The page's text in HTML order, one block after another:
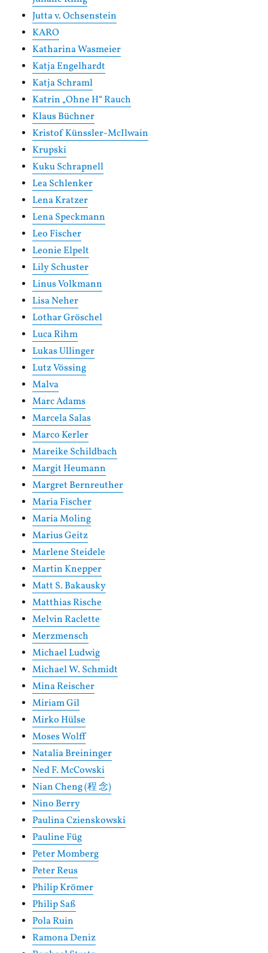
Jutta v. Ochsenstein
KARO
Katharina Wasmeier
Katja Engelhardt
Katja Schraml
Katrin „Ohne H“ Rauch
Klaus Büchner
Kristof Künssler-McIlwain
Krupski
Kuku Schrapnell
Lea Schlenker
Lena Kratzer
Lena Speckmann
Leo Fischer
Leonie Elpelt
Lily Schuster
Linus Volkmann
Lisa Neher
Lothar Gröschel
Luca Rihm
Lukas Ullinger
Lutz Vössing
Malva
Marc Adams
Marcela Salas
Marco Kerler
Mareike Schildbach
Margit Heumann
Margret Bernreuther
Maria Fischer
Maria Moling
Marius Geitz
Marlene Steidele
Martin Knepper
Matt S. Bakausky
Matthias Rische
Melvin Raclette
Merzmensch
Michael Ludwig
Michael W. Schmidt
Mina Reischer
Miriam Gil
Mirko Hülse
Moses Wolff
Natalia Breininger
Ned F. McCowski
Nian Cheng (程 念)
Nino Berry
Paulina Czienskowski
Pauline Füg
Peter Momberg
Peter Reus
Philip Krömer
Philip Saß
Pola Ruin
Ramona Deniz